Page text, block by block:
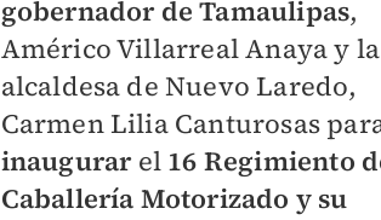
gobernador de Tamaulipas,
Américo Villarreal Anaya y la
alcaldesa de Nuevo Laredo,
Carmen Lilia Canturosas
inaugurarel 16 Regimiento
Caballería Motorizado y su